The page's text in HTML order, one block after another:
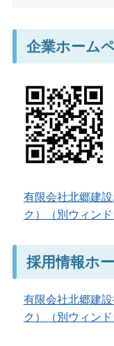
企業ホーム
有限会社北郷建
ク）（別ウィンド
採用情報ホ
有限会社北郷建
ク）（別ウィンド